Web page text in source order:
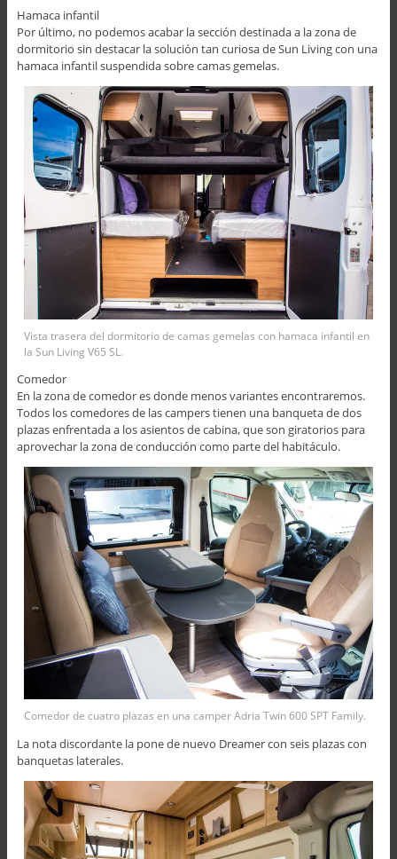
Hamaca infantil
Por último, no podemos acabar la sección destinada a la zona de
dormitorio sin destacar la solución tan curiosa de Sun Living con una
hamaca infantil suspendida sobre camas gemelas.
Vista trasera del dormitorio de camas gemelas con hamaca infantil en
la Sun Living V65 SL.
Comedor
En la zona de comedor es donde menos variantes encontraremos.
Todos los comedores de las campers tienen una banqueta de dos
plazas enfrentada a los asientos de cabina, que son giratorios para
aprovechar la zona de conducción como parte del habitáculo.
Comedor de cuatro plazas en una camper Adria Twin 600 SPT Family.
La nota discordante la pone de nuevo Dreamer con seis plazas con
banquetas laterales.